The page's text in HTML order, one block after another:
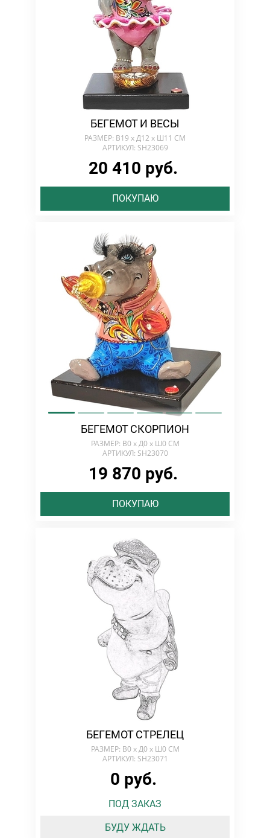
БЕГЕМОТ И ВЕСЫ
РАЗМЕР: В19 х Д12 х Ш11 СМ
АРТИКУЛ: SH23069
20 410 руб.
ПОКУПАЮ
БЕГЕМОТ СКОРПИОН
РАЗМЕР: В0 х Д0 х Ш0 СМ
АРТИКУЛ: SH23070
19 870 руб.
ПОКУПАЮ
БЕГЕМОТ СТРЕЛЕЦ
РАЗМЕР: В0 х Д0 х Ш0 СМ
АРТИКУЛ: SH23071
0 руб.
ПОД ЗАКАЗ
БУДУ ЖДАТЬ